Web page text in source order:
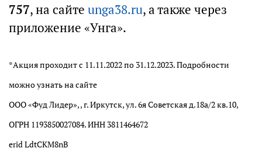
757, на сайте unga38.ru, а также через
приложение «Унга».
*Акция проходит с 11.11.2022 по 31.12.2023. Подробности
можно узнать на сайте
ООО «Фуд Лидер», , г. Иркутск, ул. 6я Советская д.18а/2 кв.10,
ОГРН 1193850027084. ИНН 3811464672
erid LdtCKM8nB